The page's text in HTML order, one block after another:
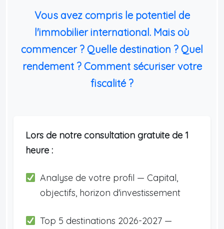
Vous avez compris le potentiel de
l'immobilier international. Mais où
commencer ? Quelle destination ? Quel
rendement ? Comment sécuriser votre
fiscalité ?
Lors de notre consultation gratuite de 1
heure :
Analyse de votre profil — Capital,
objectifs, horizon d'investissement
Top 5 destinations 2026-2027 —